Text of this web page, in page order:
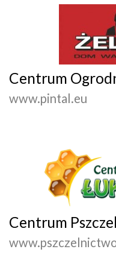
Centrum
www.pintal.eu
Centrum